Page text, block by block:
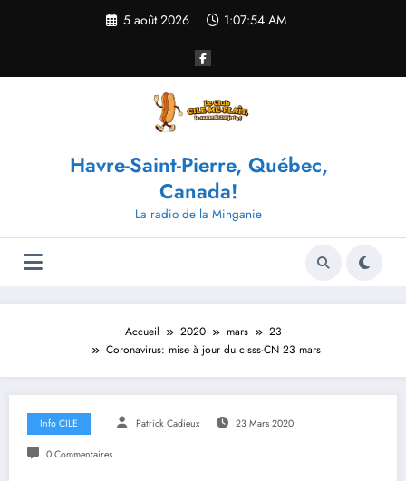
5 août 2026 1:07:54 AM
Havre-Saint-Pierre, Québec,
Canada!
La radio de la Minganie
Accueil 2020 mars
23
Coronavirus: mise à jour du cisss-CN 23 mars
Info CILE Patrick Cadieux 23 Mars 2020
0 Commentaires